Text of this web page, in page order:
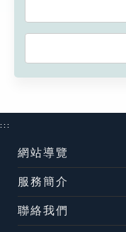
:::
網站導覽
服務簡介
聯絡我們